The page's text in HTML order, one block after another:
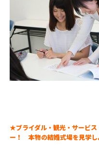
★ブライダル・観光・サービ
ー！ 本物の結婚式場を見学し